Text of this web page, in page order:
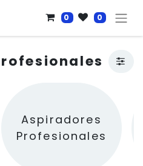
0 0
Aspiradores
Profesionales